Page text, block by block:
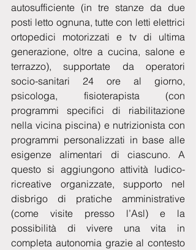
autosufficiente (in tre stanze da due
posti letto ognuna, tutte con letti elettrici
ortopedici motorizzati e tv di ultima
generazione, oltre a cucina, salone e
terrazzo), supportate da operatori
socio-sanitari 24 ore al giorno,
psicologa, fisioterapista (con
programmi specifici di riabilitazione
nella vicina piscina) e nutrizionista con
programmi personalizzati in base alle
esigenze alimentari di ciascuno. A
questo si aggiungono attività ludico-
ricreative organizzate, supporto nel
disbrigo di pratiche amministrative
(come visite presso l’Asl) e la
possibilità di vivere una vita in
completa autonomia grazie al contesto